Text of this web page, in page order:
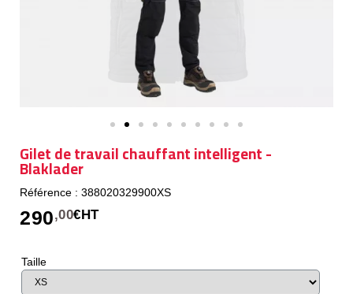
Gilet de travail chauffant intelligent -
Blaklader
Référence : 388020329900XS
290,00€HT
Taille